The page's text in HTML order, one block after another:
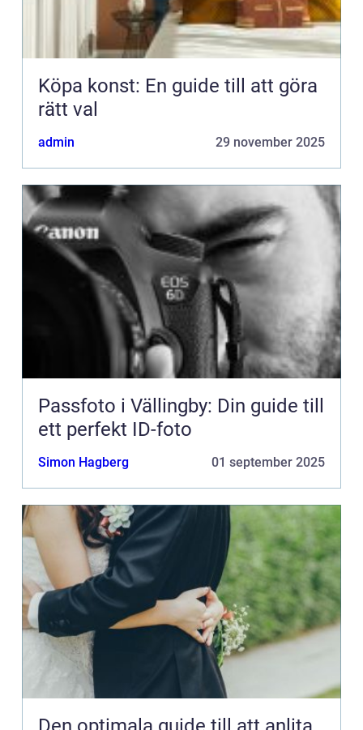
Köpa konst: En guide till att göra
rätt val
admin 29 november 2025
Passfoto i Vällingby: Din guide till
ett perfekt ID-foto
Simon Hagberg 01 september 2025